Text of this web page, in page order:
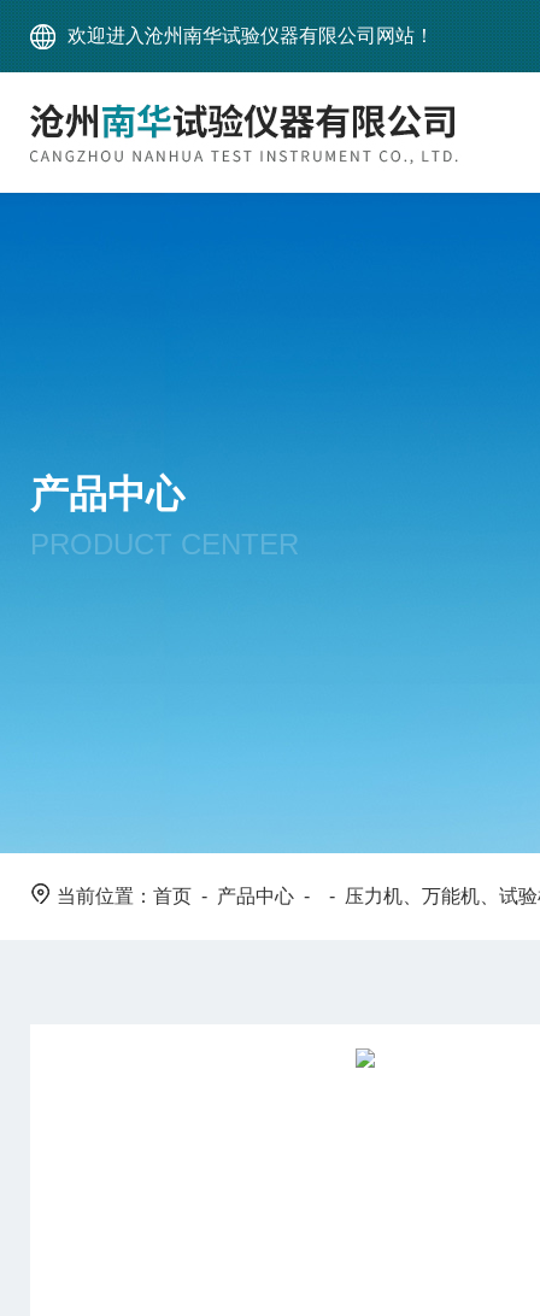
欢迎进入沧州南华试验仪器有限公司网站！
产品中心
PRODUCT CENTER
当前位置： 首页 - 产品中心 - - 压力机、万能机、试